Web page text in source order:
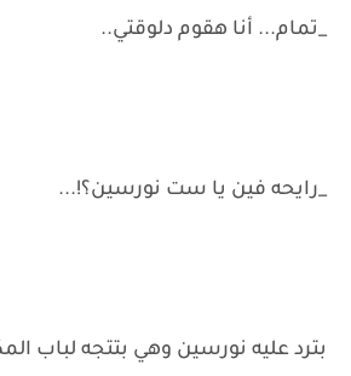
_تمام... أنا هقوم دلوقتي..
_رايحه فين يا ست نورسين؟!...
بترد عليه نورسين وهي بتتجه لباب